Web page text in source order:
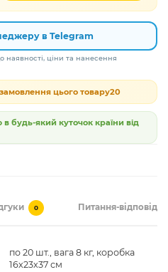
в Telegram
наявності, ціни та нанесення
цього товару20
будь-який куточок країни від
0 Питання-відповідь
по 20 шт., вага 8 кг, коробка
16x23x37 см